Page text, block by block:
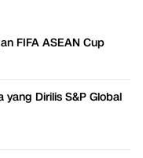
FIFA ASEAN Cup
Dirilis S&P Global